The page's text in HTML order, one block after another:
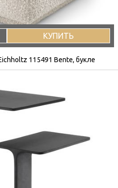
КУПИТЬ
115491 Bente, букле